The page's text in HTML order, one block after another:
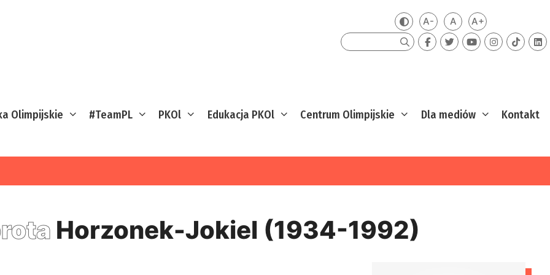
Zmień kontrast
A-Mniejsza czcionka
ADomyślna czcionka
A+Większa
Szukaj
Olimpijskie #TeamPL PKOl Edukacja PKOl Centrum Olimpijskie Dla mediów Kontakt
Horzonek-Jokiel (1934-1992)